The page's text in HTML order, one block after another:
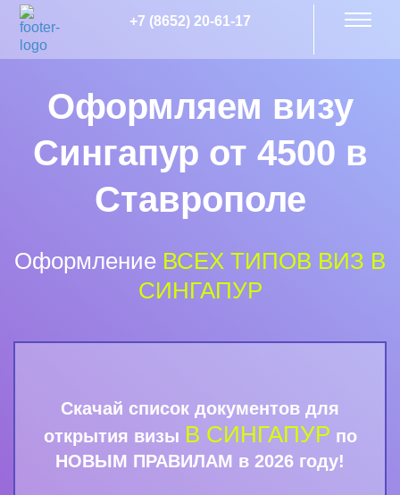
+7 (8652) 20-61-17
Оформляем визу
Сингапур от 4500 в
Ставрополе
Оформление ВСЕХ ТИПОВ ВИЗ В
СИНГАПУР
Скачай список документов для
открытия визы В СИНГАПУР по
НОВЫМ ПРАВИЛАМ в 2026 году!